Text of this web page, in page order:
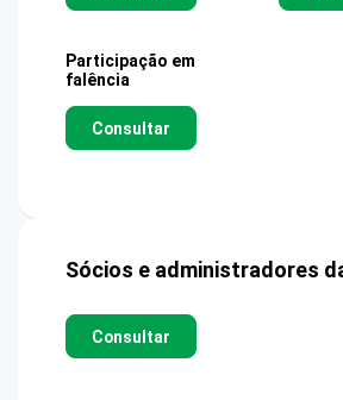
Participação em
falência
Consultar
Sócios e administradores
Consultar